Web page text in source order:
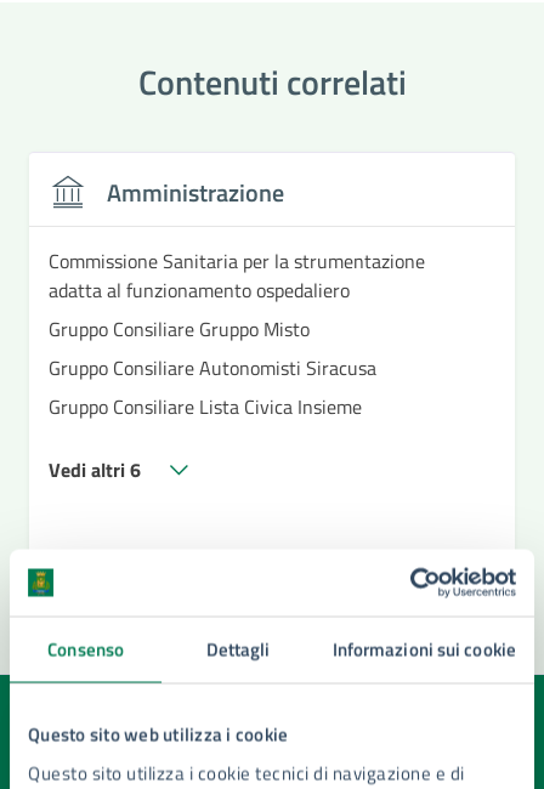
Consenso Dettagli Informazioni sui cookie
Questo sito web utilizza i cookie
Questo sito utilizza i cookie tecnici di navigazione e di
Contenuti correlati
Amministrazione
Commissione Sanitaria per la strumentazione
adatta al funzionamento ospedaliero
Gruppo Consiliare Gruppo Misto
Gruppo Consiliare Autonomisti Siracusa
Gruppo Consiliare Lista Civica Insieme
Vedi altri 6
Quanto sono chiare le informazioni su questa
pagina?